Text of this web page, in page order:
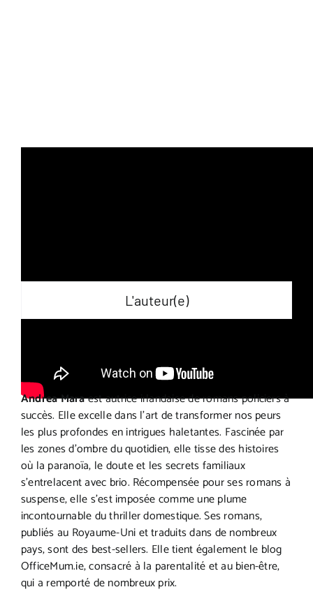
L'auteur(e)
Andrea Maraest autrice irlandaise de romans policiers à
succès. Elle excelle dans l’art de transformer nos peurs
les plus profondes en intrigues haletantes. Fascinée par
les zones d’ombre du quotidien, elle tisse des histoires
où la paranoïa, le doute et les secrets familiaux
s’entrelacent avec brio. Récompensée pour ses romans à
suspense, elle s’est imposée comme une plume
incontournable du thriller domestique. Ses romans,
publiés au Royaume-Uni et traduits dans de nombreux
pays, sont des best-sellers. Elle tient également le blog
OfficeMum.ie, consacré à la parentalité et au bien-être,
qui a remporté de nombreux prix.